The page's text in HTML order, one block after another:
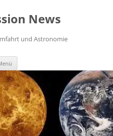
News
und Astronomie